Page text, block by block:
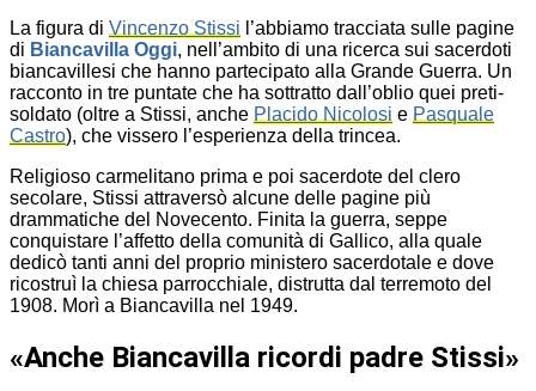
La figura di Vincenzo Stissi l’abbiamo tracciata sulle pagine
di Biancavilla Oggi, nell’ambito di una ricerca sui sacerdoti
biancavillesi che hanno partecipato alla Grande Guerra. Un
racconto in tre puntate che ha sottratto dall’oblio quei preti-
soldato (oltre a Stissi, anche Placido Nicolosi e Pasquale
Castro), che vissero l’esperienza della trincea.
Religioso carmelitano prima e poi sacerdote del clero
secolare, Stissi attraversò alcune delle pagine più
drammatiche del Novecento. Finita la guerra, seppe
conquistare l’affetto della comunità di Gallico, alla quale
dedicò tanti anni del proprio ministero sacerdotale e dove
ricostruì la chiesa parrocchiale, distrutta dal terremoto del
1908. Morì a Biancavilla nel 1949.
«Anche Biancavilla ricordi padre Stissi»